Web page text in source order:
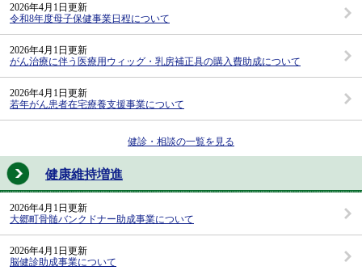
2026年4月1日更新
令和8年度母子保健事業日程について
2026年4月1日更新
がん治療に伴う医療用ウィッグ・乳房補正具の購入費助成について
2026年4月1日更新
若年がん患者在宅療養支援事業について
健診・相談の一覧を見る
健康維持増進
2026年4月1日更新
大郷町骨髄バンクドナー助成事業について
2026年4月1日更新
脳健診助成事業について